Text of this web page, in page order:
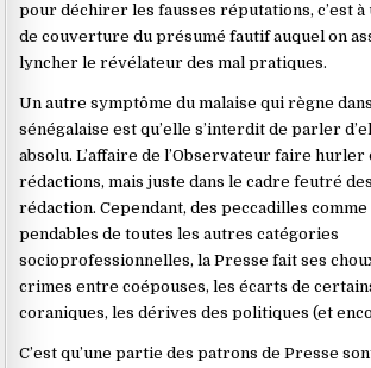
pour déchirer les fausses réputations, c’est
de couverture du présumé fautif auquel on
lyncher le révélateur des mal pratiques.
Un autre symptôme du malaise qui règne
sénégalaise est qu’elle s’interdit de parler
absolu. L’affaire de l’Observateur faire
rédactions, mais juste dans le cadre feutré
rédaction. Cependant, des peccadilles
pendables de toutes les autres catégories
socioprofessionnelles, la Presse fait ses
crimes entre coépouses, les écarts de
coraniques, les dérives des politiques (et
C’est qu’une partie des patrons de Presse